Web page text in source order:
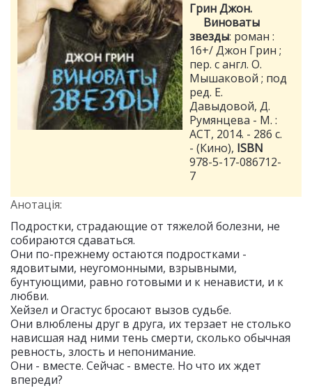
Грин Джон.
Виноваты
звезды: роман :
16+/ Джон Грин ;
пер. с англ. О.
Мышаковой ; под
ред. Е.
Давыдовой, Д.
Румянцева - М. :
АСТ, 2014. - 286 с.
- (Кино), ISBN
978-5-17-086712-
7
Анотація:
Подростки, страдающие от тяжелой болезни, не
собираются сдаваться.
Они по-прежнему остаются подростками -
ядовитыми, неугомонными, взрывными,
бунтующими, равно готовыми и к ненависти, и к
любви.
Хейзел и Огастус бросают вызов судьбе.
Они влюблены друг в друга, их терзает не столько
нависшая над ними тень смерти, сколько обычная
ревность, злость и непонимание.
Они - вместе. Сейчас - вместе. Но что их ждет
впереди?